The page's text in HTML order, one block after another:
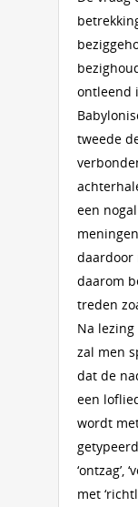
ontleend
tweede
een
daardoor
daarom
treden
Na
zal men
dat de
een
wordt
getypeerd:
‘ontzag’,
met